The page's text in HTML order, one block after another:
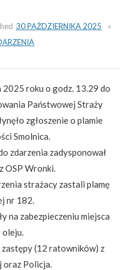
30 PAŹDZIERNIKA 2025
roku o godz. 13.29 do
Państwowej Straży
zgłoszenie o plamie
Smolnica.
zdarzenia zadysponował
OSP Wronki.
strażacy zastali plamę
nr 182.
na zabezpieczeniu miejsca
oleju.
zastępy (12 ratowników) z
oraz Policja.